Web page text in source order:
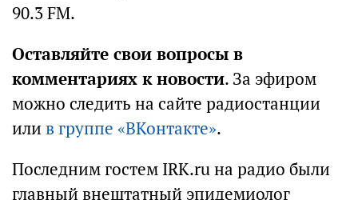
90.3 FM.
Оставляйте свои вопросы в
комментариях к новости. За эфиром
можно следить на сайте радиостанции
или в группе «ВКонтакте».
Последним гостем IRK.ru на радио были
главный внештатный эпидемиолог